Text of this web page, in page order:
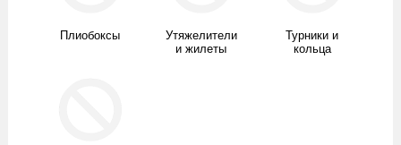
Плиобоксы
Утяжелители
и жилеты
Турники и
кольца